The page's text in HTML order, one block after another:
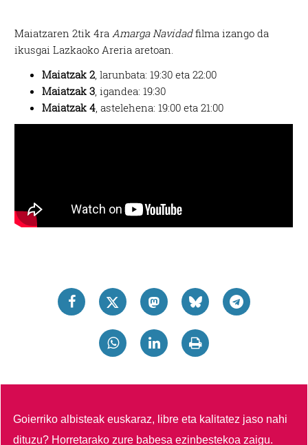
Maiatzaren 2tik 4ra Amarga Navidadfilma izango da
ikusgai Lazkaoko Areria aretoan.
Maiatzak 2 , larunbata: 19:30 eta 22:00
Maiatzak 3 , igandea: 19:30
Maiatzak 4 , astelehena: 19:00 eta 21:00
Goierriko albisteak euskaraz, libre eta kalitatez jaso nahi
dituzu? Horretarako zure babesa ezinbestekoa zaigu.